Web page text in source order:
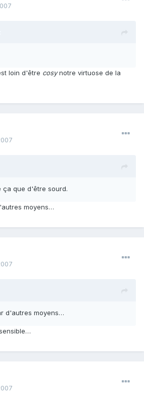
loin d'être cosynotre virtuose de la
ça que d'être sourd.
moyens…
d'autres moyens…